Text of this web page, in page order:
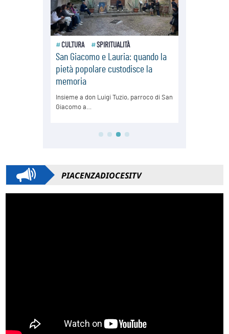
PIACENZADIOCESITV